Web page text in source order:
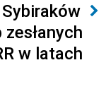
w latach